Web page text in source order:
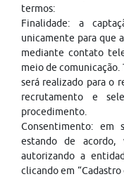
termos:
Finalidade: a
unicamente para que
mediante contato
meio de comunicação.
será realizado para o
recrutamento e
procedimento.
Consentimento: em
estando de acordo,
autorizando a
clicando em